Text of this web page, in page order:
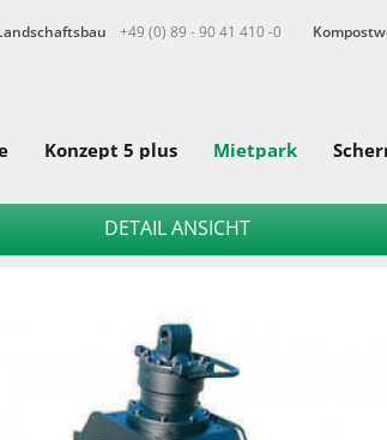
+49 (0) 89 - 90 41 410 -0
Konzept 5 plus Mietpark
DETAIL ANSICHT